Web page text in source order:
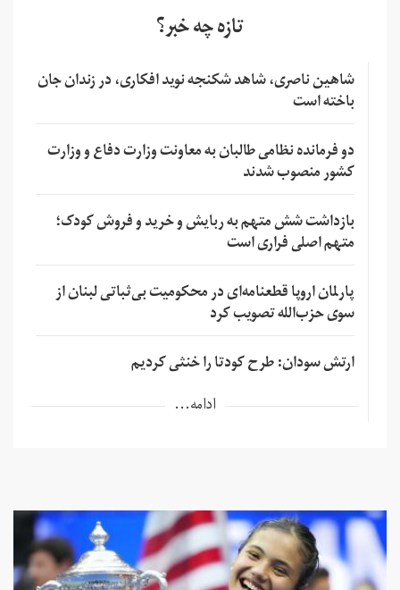
تازه چه خبر؟
شاهین ناصری، شاهد شکنجه نوید افکاری، در زندان جان
باخته است
دو فرمانده نظامی طالبان به معاونت وزارت دفاع و وزارت
کشور منصوب شدند
بازداشت شش متهم به ربایش و خرید و فروش کودک؛
متهم اصلی فراری است
پارلمان اروپا قطعنامه‌ای در محکومیت بی‌ثباتی لبنان از
سوی حزب‌الله تصویب کرد
ارتش سودان: طرح کودتا را خنثی کردیم
ادامه...